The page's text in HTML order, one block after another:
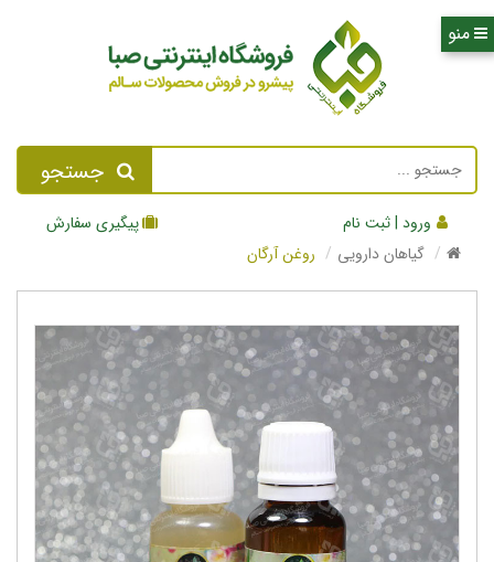
جستجو
ورود | ثبت نام
پیگیری سفارش
گیاهان دارویی
روغن آرگان